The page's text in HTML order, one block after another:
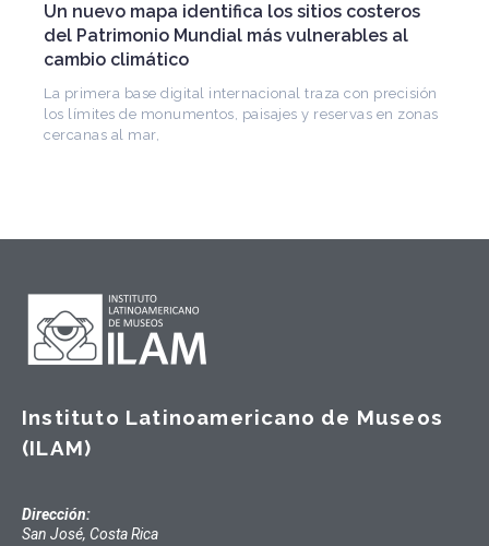
patrimonio iberoamericano
Arquitecto, historiador e Investigador Superior del
CONICET, fundó el CEDODAL e impulsó los Seminarios
de Arquitectura Latinoamericana. Publicó más de
Instituto Latinoamericano de Museos
(ILAM)
Dirección:
San José, Costa Rica